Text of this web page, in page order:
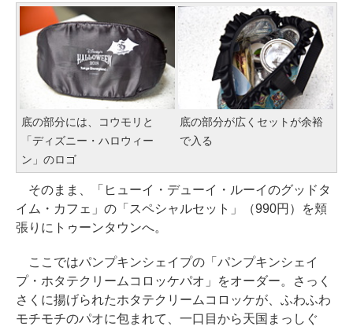
底の部分には、コウモリと
「ディズニー・ハロウィー
ン」のロゴ
底の部分が広くセットが余裕
で入る
そのまま、「ヒューイ・デューイ・ルーイのグッドタ
イム・カフェ」の「スペシャルセット」（990円）を頬
張りにトゥーンタウンへ。
ここではパンプキンシェイプの「パンプキンシェイ
プ・ホタテクリームコロッケパオ」をオーダー。さっく
さくに揚げられたホタテクリームコロッケが、ふわふわ
モチモチのパオに包まれて、一口目から天国まっしぐ